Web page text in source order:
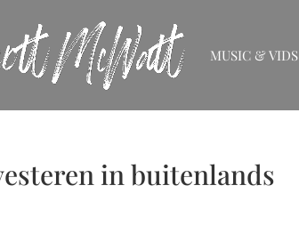
MUSIC & VIDS
in buitenlands